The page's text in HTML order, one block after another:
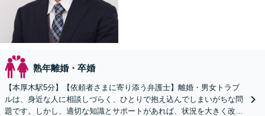
熟年離婚・卒婚
【本厚木駅5分】【依頼者さまに寄り添う弁護士】離婚・男女トラブ
ルは、身近な人に相談しづらく、ひとりで抱え込んでしまいがちな問
題です。しかし、適切な知識とサポートがあれば、状況を大きく改善